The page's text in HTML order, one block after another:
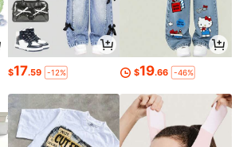
$17.59 -12% $19.66 -46%